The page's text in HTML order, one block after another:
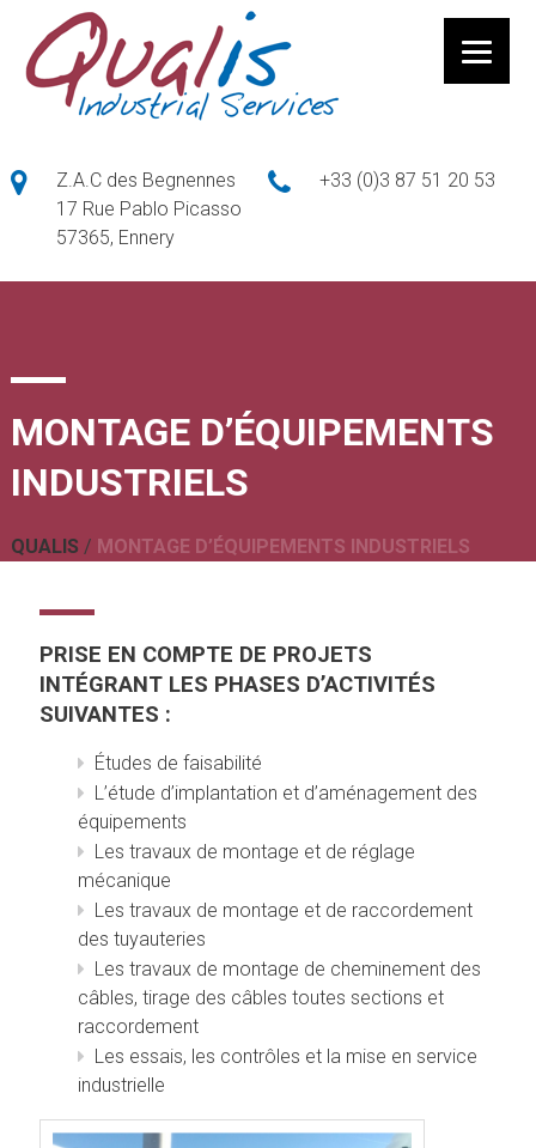
Z.A.C des Begnennes
17 Rue Pablo Picasso
57365, Ennery
+33 (0)3 87 51 20 53
MONTAGE D’ÉQUIPEMENTS
INDUSTRIELS
QUALIS / MONTAGE D’ÉQUIPEMENTS INDUSTRIELS
PRISE EN COMPTE DE PROJETS
INTÉGRANT LES PHASES D’ACTIVITÉS
SUIVANTES :
Études de faisabilité
L’étude d’implantation et d’aménagement des
équipements
Les travaux de montage et de réglage
mécanique
Les travaux de montage et de raccordement
des tuyauteries
Les travaux de montage de cheminement des
câbles, tirage des câbles toutes sections et
raccordement
Les essais, les contrôles et la mise en service
industrielle